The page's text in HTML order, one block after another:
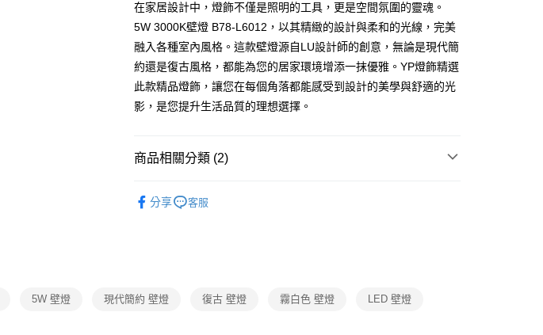
Google Pay
AFTEE先享後付
相關說明
【關於「AFTEE先享後付」】
AFTEE先享後付是「在收到商品之後才付款」的支付方式。 讓您購物簡單
２．便利：只要手機號碼，簡訊認證，即可結帳。
【「AFTEE先享後付」結帳流程】
絡購買商品的店家。未經商家同意取消之訂單仍視為有效，需透過AFTEE
ATM付款
運送方式
新竹貨運宅配
在家居設計中，燈飾不僅是照明的工具，更是空間氛圍的靈魂。
5W 3000K壁燈 B78-L6012，以其精緻的設計與柔和的光線，完美
融入各種室內風格。這款壁燈源自LU設計師的創意，無論是現代簡
約還是復古風格，都能為您的居家環境增添一抹優雅。YP燈飾精選
此款精品燈飾，讓您在每個角落都能感受到設計的美學與舒適的光
影，是您提升生活品質的理想選擇。
商品相關分類 (2)
分享 客服
5W 壁燈 現代簡約 壁燈 復古 壁燈 霧白色 壁燈 LED 壁燈